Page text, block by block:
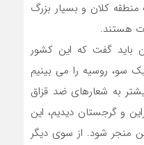
کلان و بسیار بزرگ
هستند.
باید گفت که این کشور
سو، روسیه را می بینیم
بیشتر و بیشتر به شعارهای ضد قزاق
و گرجستان دیدیم، این
منجر شود. از سوی دیگر